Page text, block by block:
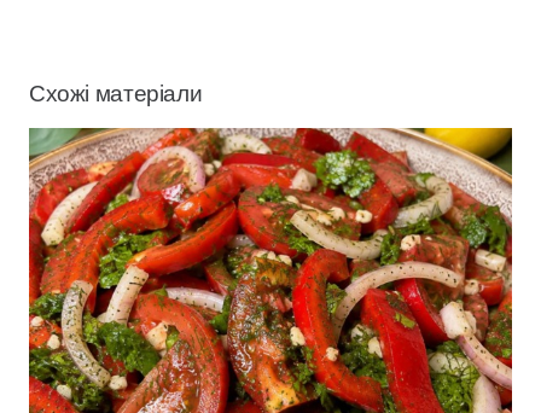
Схожі матеріали